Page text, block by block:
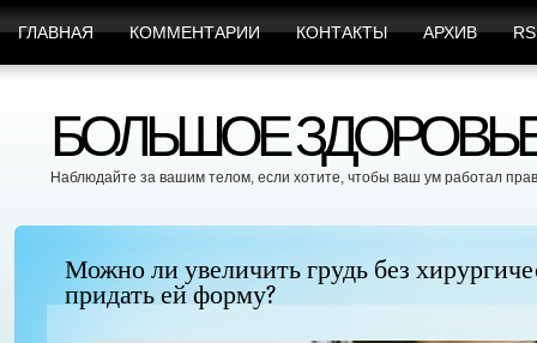
ГЛАВНАЯ КОММЕНТАРИИ КОНТАКТЫ АРХИВ
БОЛЬШОЕ
Наблюдайте за вашим телом, если хотите, чтобы ваш ум работал
Можно ли увеличить грудь без
придать ей форму?